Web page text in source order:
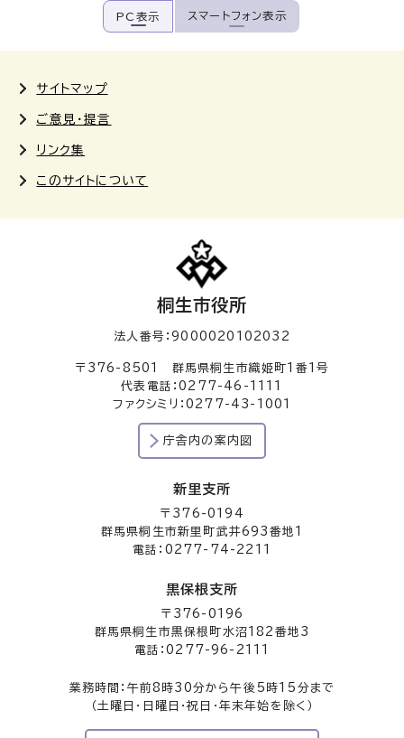
PC表示 スマートフォン表示
サイトマップ
ご意見・提言
リンク集
このサイトについて
桐生市役所
法人番号：9000020102032
〒376-8501 群馬県桐生市織姫町1番1号
代表電話：0277-46-1111
ファクシミリ：0277-43-1001
庁舎内の案内図
新里支所
〒376-0194
群馬県桐生市新里町武井693番地1
電話：0277-74-2211
黒保根支所
〒376-0196
群馬県桐生市黒保根町水沼182番地3
電話：0277-96-2111
業務時間：午前8時30分から午後5時15分まで
（土曜日・日曜日・祝日・年末年始を除く）